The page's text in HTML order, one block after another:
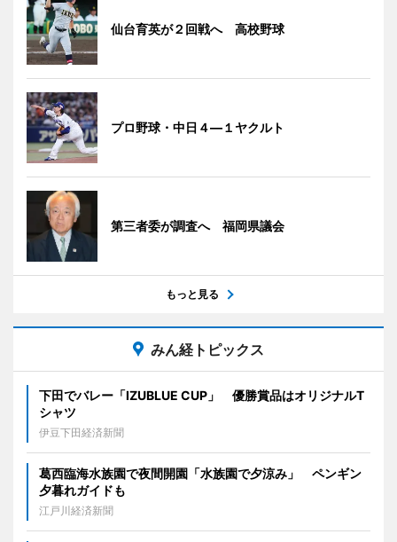
仙台育英が２回戦へ 高校野球
プロ野球・中日４―１ヤクルト
第三者委が調査へ 福岡県議会
もっと見る
みん経トピックス
下田でバレー「IZUBLUE CUP」 優勝賞品はオリジナルT
シャツ
伊豆下田経済新聞
葛西臨海水族園で夜間開園「水族園で夕涼み」 ペンギン
夕暮れガイドも
江戸川経済新聞